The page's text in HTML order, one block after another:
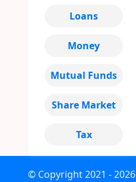
Loans
Money
Mutual Funds
Share Market
Tax
© Copyright2021 - 2026